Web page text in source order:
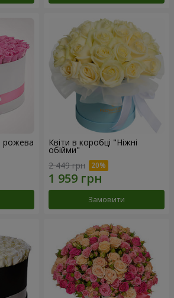
рожева Квіти в коробці "Ніжні
обійми"
2 449 грн
Замовити